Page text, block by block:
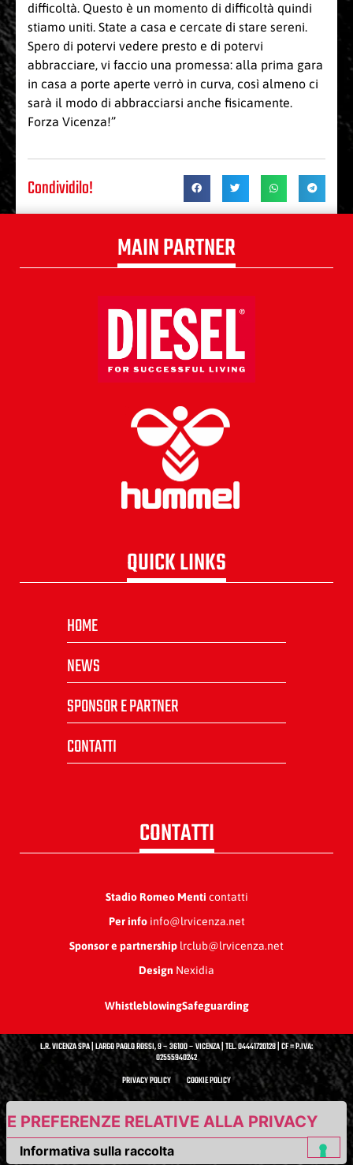
difficoltà. Questo è un momento di difficoltà quindi
stiamo uniti. State a casa e cercate di stare sereni.
Spero di potervi vedere presto e di potervi
abbracciare, vi faccio una promessa: alla prima gara
in casa a porte aperte verrò in curva, così almeno ci
sarà il modo di abbracciarsi anche fisicamente.
Forza Vicenza!”
Condividilo!
MAIN PARTNER
QUICK LINKS
HOME
NEWS
SPONSOR E PARTNER
CONTATTI
CONTATTI
Stadio Romeo Menti contatti
Per infoinfo@lrvicenza.net
Sponsor e partnership lrclub@lrvicenza.net
Design Nexidia
WhistleblowingSafeguarding
L.R. VICENZA SPA | LARGO PAOLO ROSSI, 9 – 36100 – VICENZA | TEL. 04441720128 | CF = P.IVA:
02555940242
PRIVACY POLICY
COOKIE POLICY
Informativa sulla raccolta
PREFERENZE RELATIVE ALLA PRIVACY